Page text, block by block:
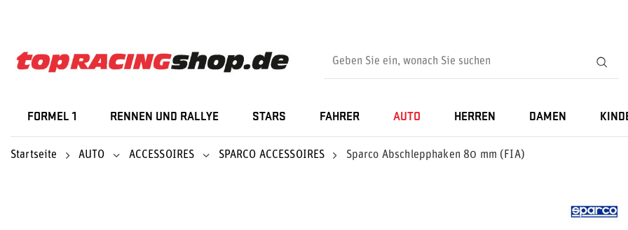
FORMEL 1 RENNEN UND RALLYE STARS FAHRER AUTO HERREN DAMEN
Startseite AUTO ACCESSOIRES SPARCO ACCESSOIRES Sparco Abschlepphaken 80 mm (FIA)